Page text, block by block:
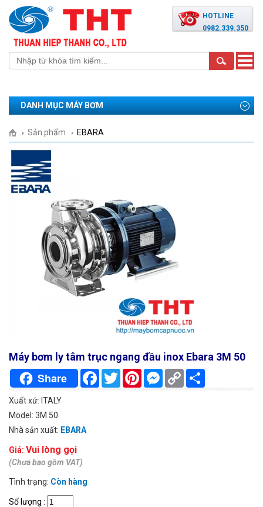
HOTLINE
0982.339.350
Toggle
DANH MỤC MÁY BƠM
Sản phẩm EBARA
Máy bơm ly tâm trục ngang đầu inox Ebara 3M 50
Share FacebookTwitterPinterestMessenger
Copy
Link
Xuất xứ: ITALY
Model: 3M 50
Nhà sản xuất: EBARA
Giá: Vui lòng gọi
(Chưa bao gồm VAT)
Tình trạng: Còn hàng
Số lượng :